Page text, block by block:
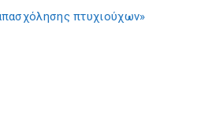
πτυχιούχων»